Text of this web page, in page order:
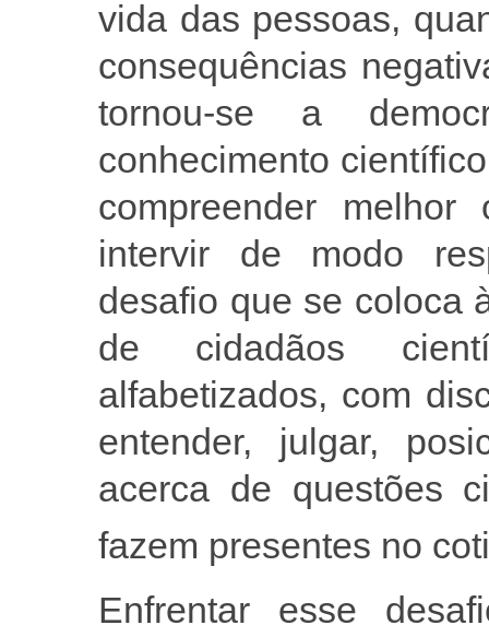
vida das pessoas,
consequências
tornou-se a
conhecimento
compreender
intervir de modo
desafio que se coloca
de cidadãos
alfabetizados, com
entender, julgar,
acerca de questões
fazem presentes no
Enfrentar esse